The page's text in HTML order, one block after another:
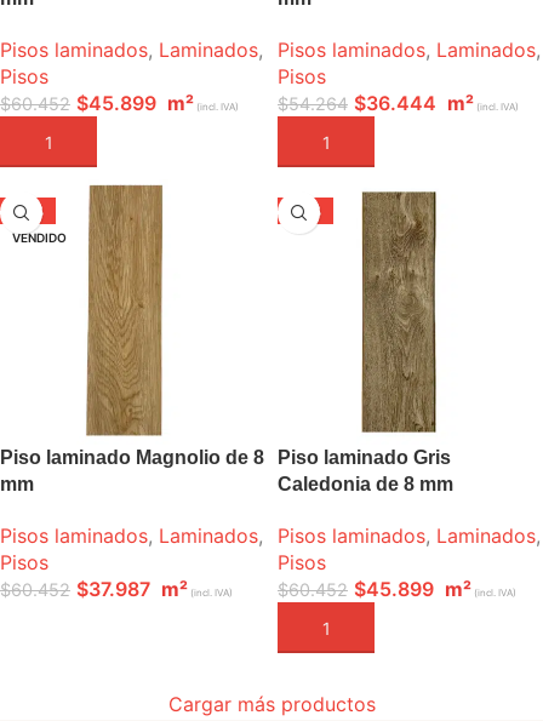
Pisos laminados, Laminados,
Pisos
$60.452 $45.899 m² (incl. IVA)
AÑADIR A LA CESTA
Pisos laminados, Laminados,
Pisos
$54.264 $36.444 m² (incl. IVA)
AÑADIR A LA CESTA
-37%
VENDIDO
Piso laminado Magnolio de 8
mm
Pisos laminados, Laminados,
Pisos
$60.452 $37.987 m² (incl. IVA)
-24%
Piso laminado Gris
Caledonia de 8 mm
Pisos laminados, Laminados,
Pisos
$60.452 $45.899 m² (incl. IVA)
AÑADIR A LA CESTA
Cargar más productos